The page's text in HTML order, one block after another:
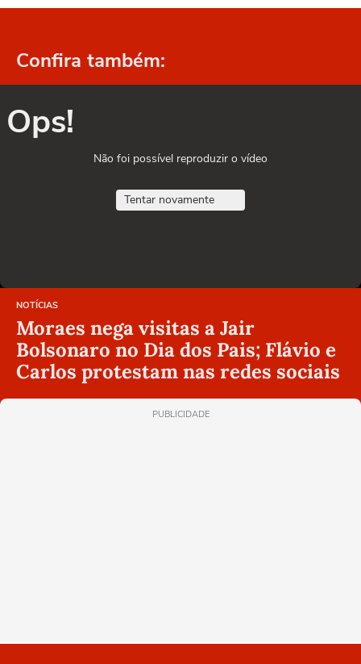
Confira também:
Ops!
Não foi possível reproduzir o vídeo
Tentar novamente
NOTÍCIAS
Moraes nega visitas a Jair
Bolsonaro no Dia dos Pais; Flávio e
Carlos protestam nas redes sociais
PUBLICIDADE